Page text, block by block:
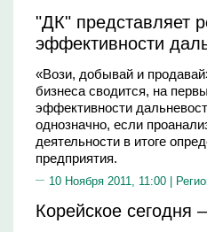
"ДК" представляет
эффективности
«Вози, добывай и
бизнеса сводится, на
эффективности
однозначно, если
деятельности в итоге
предприятия.
10 Ноября 2011, 11:00 |
Корейское сегодня